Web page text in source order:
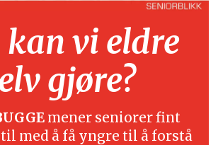
vi eldre
gjøre?
mener seniorer fint
med å få yngre til å forstå